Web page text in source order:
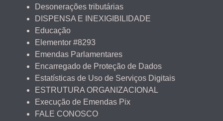
Desonerações tributárias
DISPENSA E INEXIGIBILIDADE
Educação
Elementor #8293
Emendas Parlamentares
Encarregado de Proteção de Dados
Estatísticas de Uso de Serviços Digitais
ESTRUTURA ORGANIZACIONAL
Execução de Emendas Pix
FALE CONOSCO